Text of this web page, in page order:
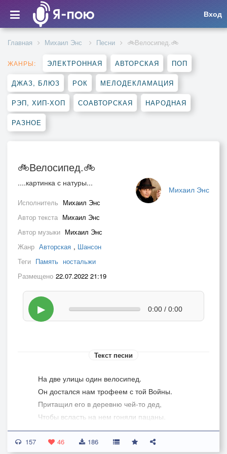
Вход
Главная Михаил Энс Песни 🚲Велосипед.🚲
ЖАНРЫ: ЭЛЕКТРОННАЯ АВТОРСКАЯ ПОП
ДЖАЗ, БЛЮЗ РОК МЕЛОДЕКЛАМАЦИЯ
РЭП, ХИП-ХОП СОАВТОРСКАЯ НАРОДНАЯ
РАЗНОЕ
🚲Велосипед.🚲
Михаил Энс
....картинка с натуры...
Исполнитель Михаил Энс
Автор текста Михаил Энс
Автор музыки Михаил Энс
Жанр Авторская , Шансон
Теги Память ностальжи
Размещено 22.07.2022 21:19
▶ 0:00 / 0:00
Текст песни
На две улицы один велосипед.
Он достался нам трофеем с той Войны.
Притащил его в деревню чей-то дед,
Чтобы всласть на нем гоняли пацаны.
Кто владел велосипедом, был богат.
157 46 186